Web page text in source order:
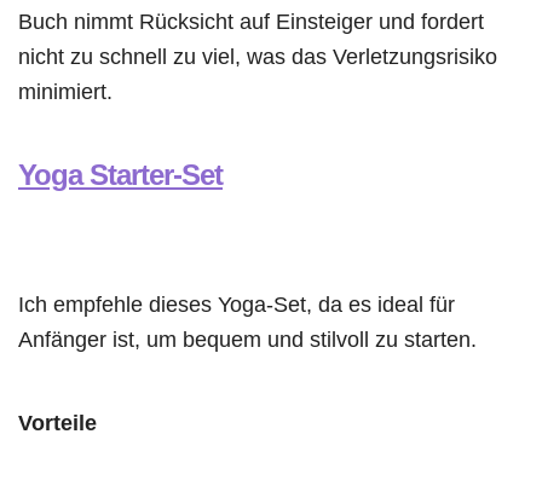
Buch nimmt Rücksicht auf Einsteiger und fordert
nicht zu schnell zu viel, was das Verletzungsrisiko
minimiert.
Yoga Starter-Set
Ich empfehle dieses Yoga-Set, da es ideal für
Anfänger ist, um bequem und stilvoll zu starten.
Vorteile